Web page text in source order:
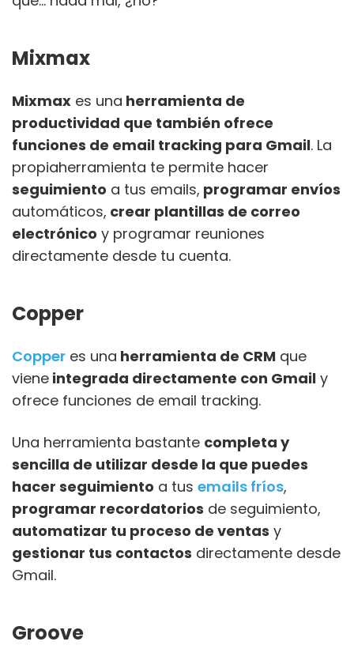
Mixmax
Mixmax es una herramienta de
productividad que también ofrece
funciones de email tracking para Gmail. La
propiaherramienta te permite hacer
seguimiento a tus emails, programar envíos
automáticos, crear plantillas de correo
electrónico y programar reuniones
directamente desde tu cuenta.
Copper
Copper es una herramienta de CRM que
viene integrada directamente con Gmail y
ofrece funciones de email tracking.
Una herramienta bastante completa y
sencilla de utilizar desde la que puedes
hacer seguimiento a tus emails fríos,
programar recordatorios de seguimiento,
automatizar tu proceso de ventas y
gestionar tus contactos directamente desde
Gmail.
Groove